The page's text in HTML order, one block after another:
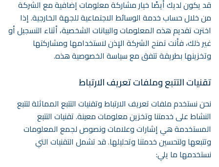
قد يكون لديك أيضًا خيار مشاركة معلومات إضافية مع الشركة
من خلال حساب خدمة الوسائط الاجتماعية للجهة الخارجية. إذا
اخترت تقديم هذه المعلومات والبيانات الشخصية، أثناء التسجيل أو
غير ذلك، فأنت تمنح الشركة الإذن لاستخدامها ومشاركتها
وتخزينها بطريقة تتفق مع سياسة الخصوصية هذه.
تقنيات التتبع وملفات تعريف الارتباط
نحن نستخدم ملفات تعريف الارتباط وتقنيات التتبع المماثلة لتتبع
النشاط على خدمتنا وتخزين معلومات معينة. تقنيات التتبع
المستخدمة هي إشارات وعلامات ونصوص لجمع المعلومات
وتتبعها ولتحسين خدمتنا وتحليلها. قد تشمل التقنيات التي
نستخدمها ما يلي: